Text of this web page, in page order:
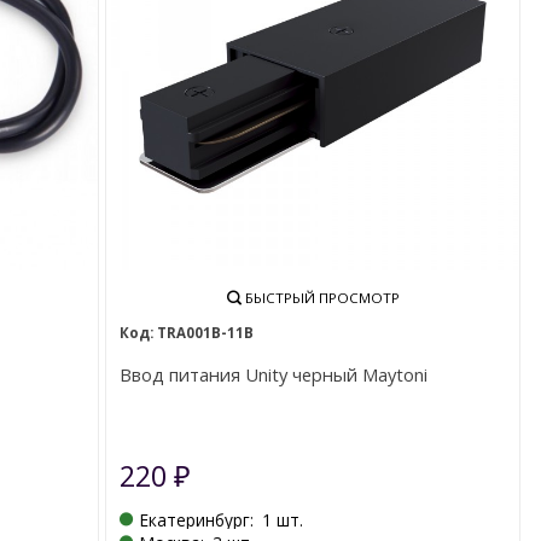
БЫСТРЫЙ ПРОСМОТР
TRA001B-11B
Ввод питания Unity черный Maytoni
220 ₽
Екатеринбург: 1 шт.